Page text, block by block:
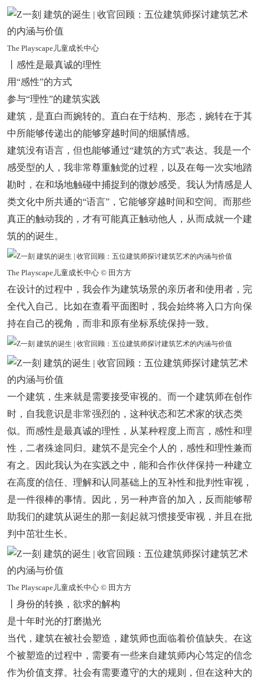
The Playscape儿童成长中心
丨感性是最真诚的理性
用“感性”的方式
参与“理性”的建筑实践
建筑，是直白而婉转的。直白在于结构、形态，婉转在于其
中所能够传递出的能够穿越时间的细腻情感。
建筑没有语言，但也能够通过“建筑的方式”表达。我是一个
感受型的人，我非常尊重触觉的过程，以及在每一次实地踏
勘时，在和场地触碰中捕捉到的微妙感受。我认为情感是人
类文化中所共通的“语言”，它能够穿越时间和空间。而那些
真正的触动我的，才有可能真正触动他人，从而成就一个建
筑的的诞生。
The Playscape儿童成长中心 © 田方方
在设计的过程中，我会作为建筑场景的亲历者和使用者，完
全代入自己。比如在查看平面图时，我会始终将入口方向保
持在自己的视角，而非和原有坐标系统保持一致。
一个建筑，生来就是需要接受审视的。而一个建筑师在创作
时，自我意识是非常强烈的，这种状态和艺术家的状态类
似。而感性是最真诚的理性，从某种程度上而言，感性和理
性，二者殊途同归。建筑不是完全个人的，感性和理性兼而
有之。因此我认为在实践之中，能和合作伙伴保持一种建立
在高度的信任、理解和认同基础上的互补性和批判性审视，
是一件很棒的事情。因此，另一种声音的加入，反而能够帮
助我们的建筑从诞生的那一刻起就习惯接受审视，并且在批
判中茁壮生长。
The Playscape儿童成长中心 © 田方方
丨身份的转换，欲求的解构
是十年时光的打磨抛光
当代，建筑在被社会塑造，建筑师也面临着价值缺失。在这
个被塑造的过程中，需要有一些来自建筑师内心笃定的信念
作为价值支撑。社会有需要遵守的大的规则，但在这种大的